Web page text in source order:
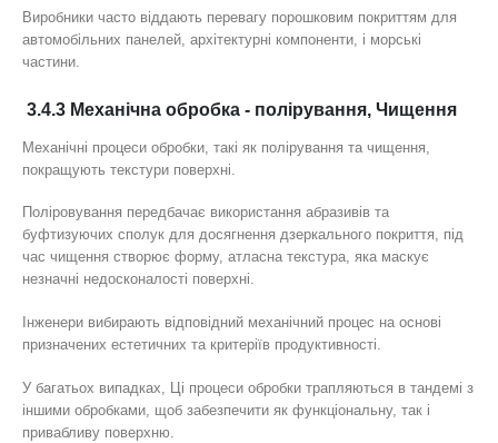
Виробники часто віддають перевагу порошковим покриттям для
автомобільних панелей, архітектурні компоненти, і морські
частини.
3.4.3 Механічна обробка - полірування, Чищення
Механічні процеси обробки, такі як полірування та чищення,
покращують текстури поверхні.
Поліровування передбачає використання абразивів та
буфтизуючих сполук для досягнення дзеркального покриття, під
час чищення створює форму, атласна текстура, яка маскує
незначні недосконалості поверхні.
Інженери вибирають відповідний механічний процес на основі
призначених естетичних та критеріїв продуктивності.
У багатьох випадках, Ці процеси обробки трапляються в тандемі з
іншими обробками, щоб забезпечити як функціональну, так і
привабливу поверхню.